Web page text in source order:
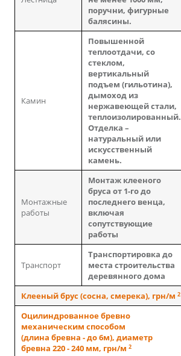
поручни, фигурные
балясины.
Камин
Повышенной
теплоотдачи, со
стеклом,
вертикальный
подъем (гильотина),
дымоход из
нержавеющей стали,
теплоизолированный.
Отделка –
натуральный или
искусственный
камень.
Монтажные
работы
Монтаж клееного
бруса от 1-го до
последнего венца,
включая
сопутствующие
работы
Транспорт
Транспортировка до
места строительства
деревянного дома
Клееный брус (сосна, смерека), грн/м 2
Оцилиндрованное бревно
механическим способом
(длина бревна - до 6м), диаметр
бревна 220 - 240 мм, грн/м 2